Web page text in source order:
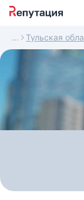
Тульская